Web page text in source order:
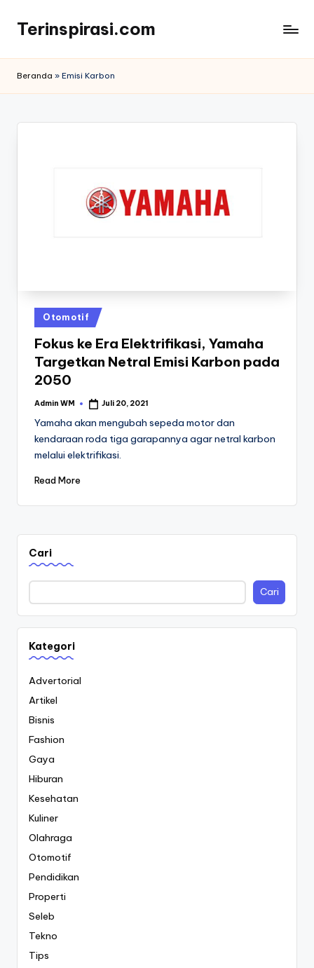
content
Terinspirasi.com
Terkini
Beranda » Emisi Karbon
Posted
in
Otomotif
Fokus ke Era Elektrifikasi, Yamaha
Targetkan Netral Emisi Karbon pada
2050
Posted
Admin WM Juli 20, 2021
Yamaha akan mengubah sepeda motor dan
kendaraan roda tiga garapannya agar netral karbon
melalui elektrifikasi.
Read More
Cari
Cari
Kategori
Advertorial
Artikel
Bisnis
Fashion
Gaya
Hiburan
Kesehatan
Kuliner
Olahraga
Otomotif
Pendidikan
Properti
Seleb
Tekno
Tips